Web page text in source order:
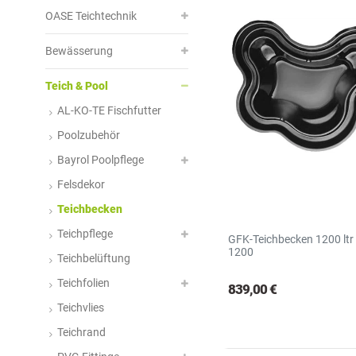
OASE Teichtechnik
Bewässerung
Teich & Pool
AL-KO-TE Fischfutter
Poolzubehör
Bayrol Poolpflege
Felsdekor
Teichbecken
Teichpflege
Teichbelüftung
Teichfolien
Teichvlies
Teichrand
GFK-Teichbecken 1200 ltr
1200
839,00 €